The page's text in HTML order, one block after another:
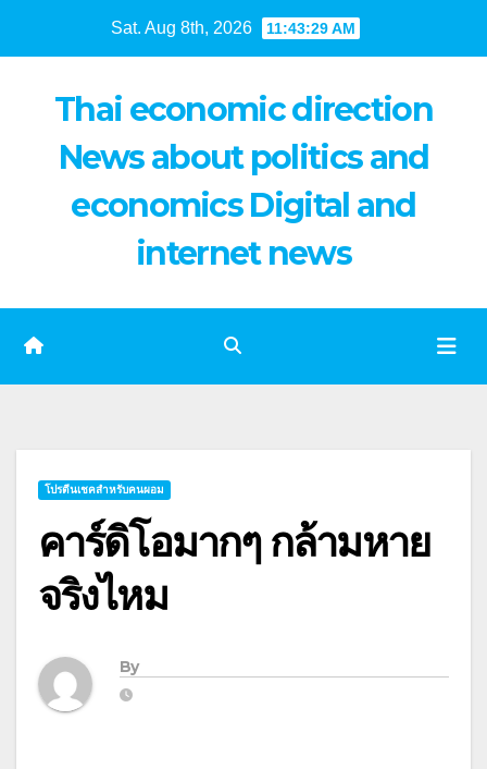
Sat. Aug 8th, 2026 11:43:29 AM
Thai economic direction
News about politics and
economics Digital and
internet news
โปรตีนเชคสำหรับคนผอม
คาร์ดิโอมากๆ กล้ามหาย
จริงไหม
By